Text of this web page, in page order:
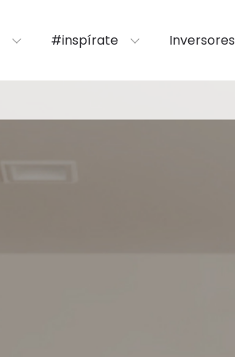
#inspírate Inversores